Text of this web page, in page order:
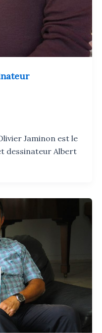
Jaminon est le
dessinateur Albert